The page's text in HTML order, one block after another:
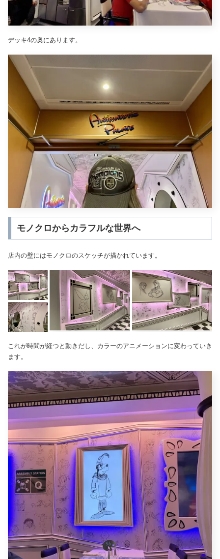
デッキ4の奥にあります。
モノクロからカラフルな世界へ
店内の壁にはモノクロのスケッチが描かれています。
これが時間が経つと動きだし、カラーのアニメーションに変わっていき
ます。